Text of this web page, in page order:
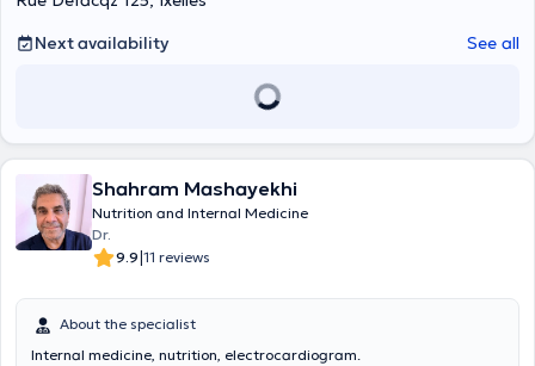
mieux, afin de prévenir voire de guérir des maladies chroniques
(hypertension, dyslipidémie, surpoids, trouble du sommeil, diabète,
hypothyroïdie…), cancers souvent induits par des carences
aux causes profondes de la maladie. Cette prise en charge implique
complète (antécédents, mode de vie, alimentation), un bilan sanguin
et urinaire. Cela permet d’objectiver certains dysfonctionnements.
Next availability
See all
Shahram Mashayekhi
Nutrition and Internal Medicine
Dr.
9.9|11 reviews
About the specialist
Internal medicine, nutrition, electrocardiogram.